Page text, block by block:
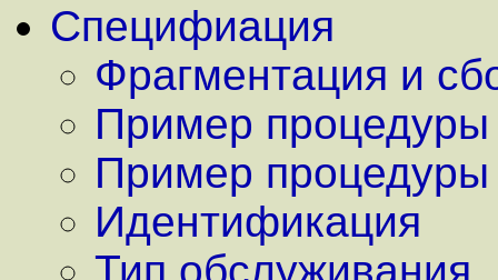
Специфиация
Фрагментация и
Пример
Пример процедуры
Идентификация
Тип обслуживания